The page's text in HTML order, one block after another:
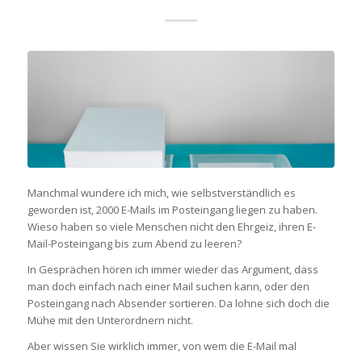
Manchmal wundere ich mich, wie selbstverständlich es
geworden ist, 2000 E-Mails im Posteingang liegen zu haben.
Wieso haben so viele Menschen nicht den Ehrgeiz, ihren E-
Mail-Posteingang bis zum Abend zu leeren?
In Gesprächen hören ich immer wieder das Argument, dass
man doch einfach nach einer Mail suchen kann, oder den
Posteingang nach Absender sortieren. Da lohne sich doch die
Mühe mit den Unterordnern nicht.
Aber wissen Sie wirklich immer, von wem die E-Mail mal